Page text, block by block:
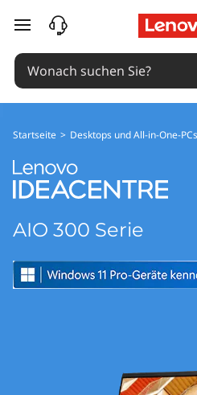
d
e
C
e
n
zum Hauptinhalt springen
Startseite > Desktops und All-in-One-PCs
AIO 300 Serie